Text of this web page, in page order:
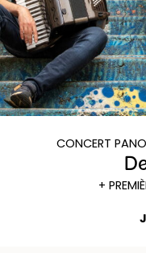
CONCERT
+